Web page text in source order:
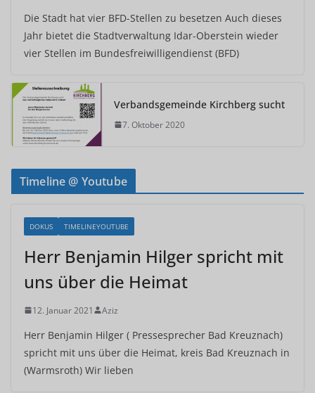
Die Stadt hat vier BFD-Stellen zu besetzen Auch dieses
Jahr bietet die Stadtverwaltung Idar-Oberstein wieder
vier Stellen im Bundesfreiwilligendienst (BFD)
Verbandsgemeinde Kirchberg sucht
7. Oktober 2020
Timeline @ Youtube
DOKUS TIMELINEYOUTUBE
Herr Benjamin Hilger spricht mit
uns über die Heimat
12. Januar 2021 Aziz
Herr Benjamin Hilger ( Pressesprecher Bad Kreuznach)
spricht mit uns über die Heimat, kreis Bad Kreuznach in
(Warmsroth) Wir lieben